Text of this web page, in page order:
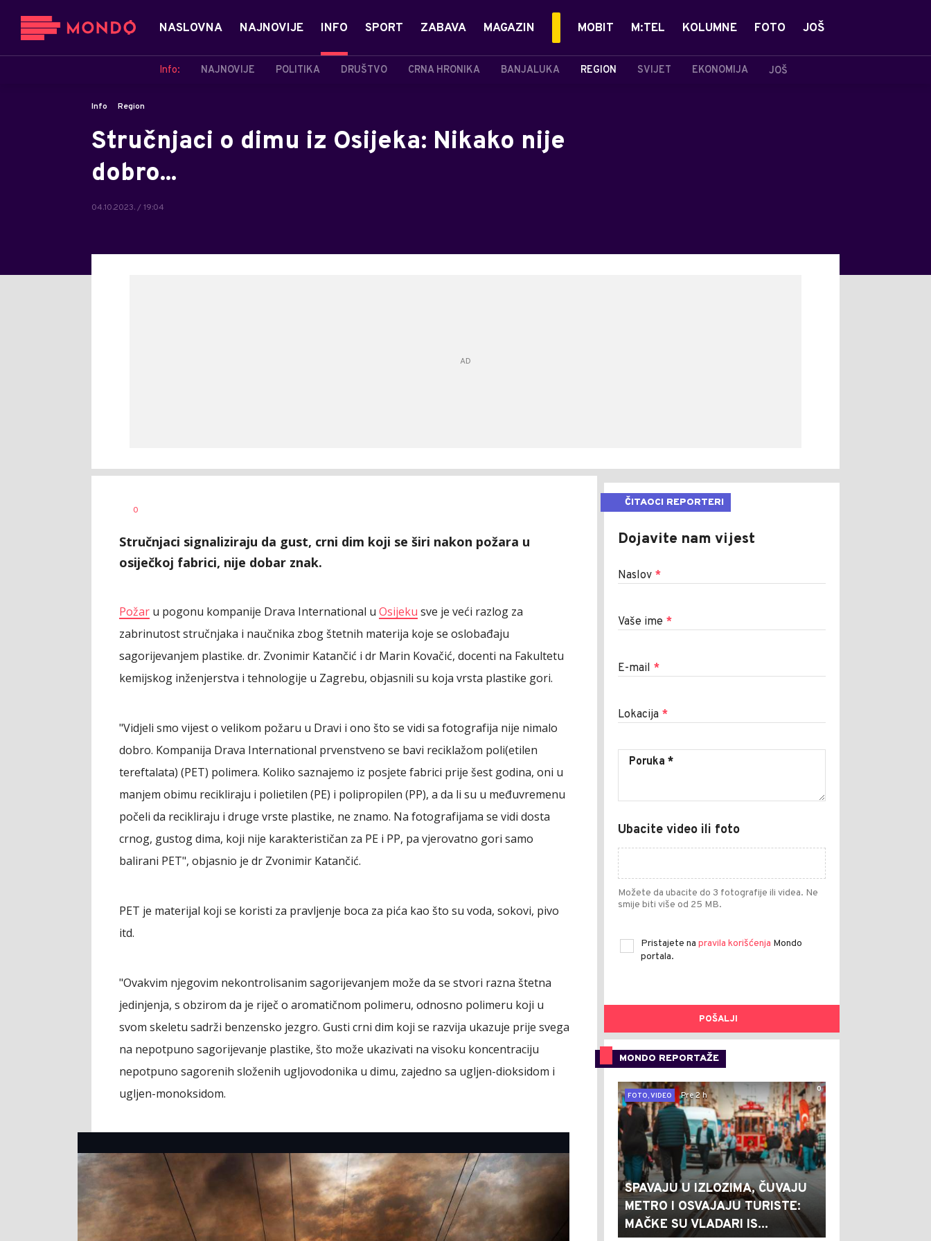
NASLOVNA NAJNOVIJE INFO
Info: NAJNOVIJE POLITIKA DRUŠTVO CRNA HRONIKA BANJALUKA REGION SVIJET EKONOMIJA JOŠ
SPORT ZABAVA MAGAZIN MOBIT M:TEL KOLUMNE FOTO JOŠ
Info Region
Stručnjaci o dimu iz Osijeka: Nikako nije
dobro...
04.10.2023. / 19:04
AUTOR
0
Stručnjaci signaliziraju da gust, crni dim koji se širi nakon požara u
osiječkoj fabrici, nije dobar znak.
Požar u pogonu kompanije Drava International u Osijeku sve je veći razlog za
zabrinutost stručnjaka i naučnika zbog štetnih materija koje se oslobađaju
sagorijevanjem plastike. dr. Zvonimir Katančić i dr Marin Kovačić, docenti na Fakultetu
kemijskog inženjerstva i tehnologije u Zagrebu, objasnili su koja vrsta plastike gori.
"Vidjeli smo vijest o velikom požaru u Dravi i ono što se vidi sa fotografija nije nimalo
dobro. Kompanija Drava International prvenstveno se bavi reciklažom poli(etilen
tereftalata) (PET) polimera. Koliko saznajemo iz posjete fabrici prije šest godina, oni u
manjem obimu recikliraju i polietilen (PE) i polipropilen (PP), a da li su u međuvremenu
počeli da recikliraju i druge vrste plastike, ne znamo. Na fotografijama se vidi dosta
crnog, gustog dima, koji nije karakterističan za PE i PP, pa vjerovatno gori samo
balirani PET", objasnio je dr Zvonimir Katančić.
PET je materijal koji se koristi za pravljenje boca za pića kao što su voda, sokovi, pivo
itd.
"Ovakvim njegovim nekontrolisanim sagorijevanjem može da se stvori razna štetna
jedinjenja, s obzirom da je riječ o aromatičnom polimeru, odnosno polimeru koji u
svom skeletu sadrži benzensko jezgro. Gusti crni dim koji se razvija ukazuje prije svega
na nepotpuno sagorijevanje plastike, što može ukazivati na visoku koncentraciju
nepotpuno sagorenih složenih ugljovodonika u dimu, zajedno sa ugljen-dioksidom i
ugljen-monoksidom.
ČITAOCI REPORTERI
Dojavite nam vijest
Naslov *
Vaše ime *
E-mail *
Lokacija *
Ubacite video ili foto
Možete da ubacite do 3 fotografije ili videa. Ne
smije biti više od 25 MB.
Pristajete na pravila korišćenja Mondo
portala.
POŠALJI
MONDO REPORTAŽE
0
FOTO, VIDEO
Pre 2 h
SPAVAJU U IZLOZIMA, ČUVAJU
METRO I OSVAJAJU TURISTE:
MAČKE SU VLADARI IS...